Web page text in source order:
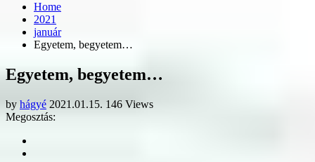
Home
2021
január
Egyetem, begyetem…
Egyetem, begyetem…
by hágyé 2021.01.15. 146 Views
Megosztás: